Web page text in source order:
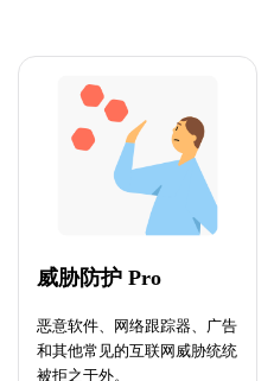
威胁防护 Pro
恶意软件、网络跟踪器、广告
和其他常见的互联网威胁统统
被拒之于外。